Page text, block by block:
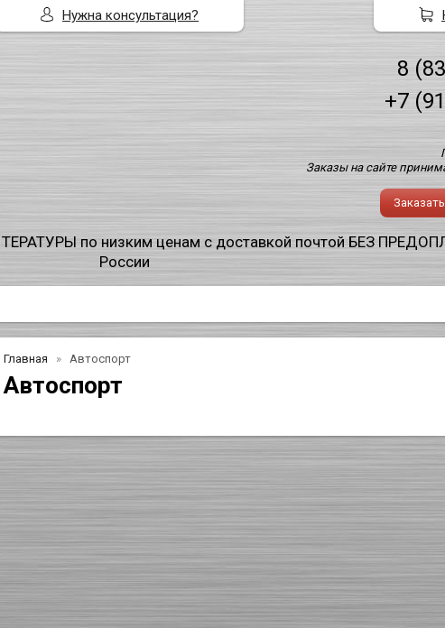
8
+7
Заказы на сайте
по низким ценам с доставкой почтой БЕЗ
России
Главная Автоспорт
Автоспорт
Нужна консультация?